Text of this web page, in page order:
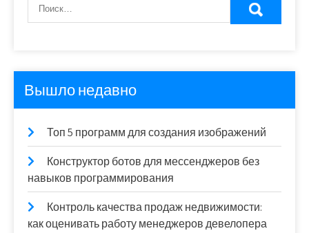
Вышло недавно
Топ 5 программ для создания изображений
Конструктор ботов для мессенджеров без
навыков программирования
Контроль качества продаж недвижимости:
как оценивать работу менеджеров девелопера